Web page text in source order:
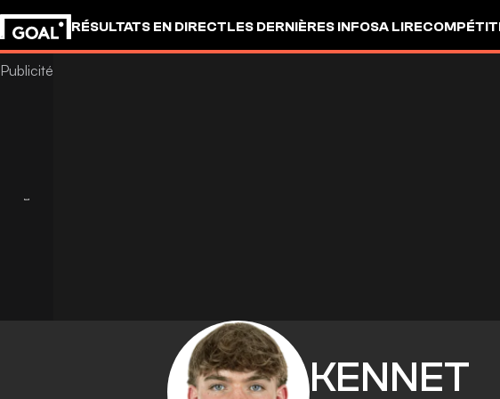
RÉSULTATS EN DIRECTLES DERNIÈRES INFOSA LIRE
KENNET